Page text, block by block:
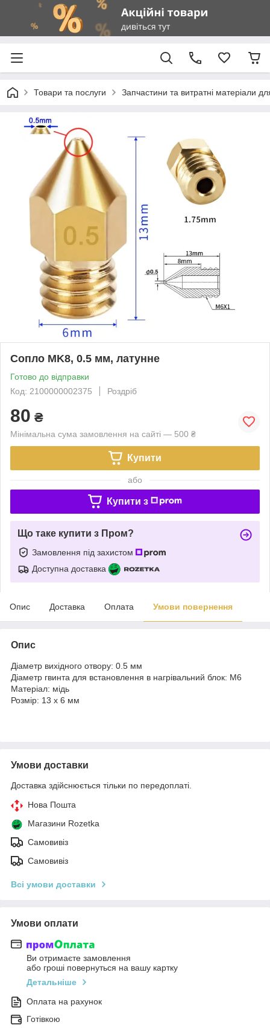
Товари та послуги Запчастини та витратні матеріали
Сопло MK8, 0.5 мм, латунне
Готово до відправки
Код: 2100000002375
Роздріб
80 ₴
Мінімальна сума замовлення на сайті — 500 ₴
Купити
або
Купити з
Що таке купити з Пром?
Замовлення під захистом
Доступна доставка
Опис Доставка Оплата Умови повернення
Опис
Діаметр вихідного отвору: 0.5 мм
Діаметр гвинта для встановлення в нагрівальний блок: М6
Матеріал: мідь
Розмір: 13 х 6 мм
Умови доставки
Доставка здійснюється тільки по передоплаті.
Нова Пошта
Магазини Rozetka
Самовивіз
Самовивіз
Всі умови доставки
Умови оплати
Ви отримаєте замовлення
або гроші повернуться на вашу картку
Детальніше
Оплата на рахунок
Готівкою